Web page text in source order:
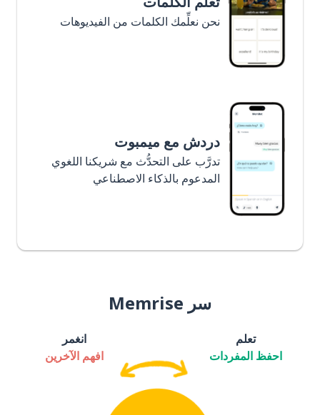
نحن نعلِّمك الكلمات من الفيديوهات
دردش مع ميمبوت
تدرَّب على التحدُّث مع شريكنا اللغوي
المدعوم بالذكاء الاصطناعي
سر Memrise
تعلم
احفظ المفردات
انغمر
افهم الآخرين